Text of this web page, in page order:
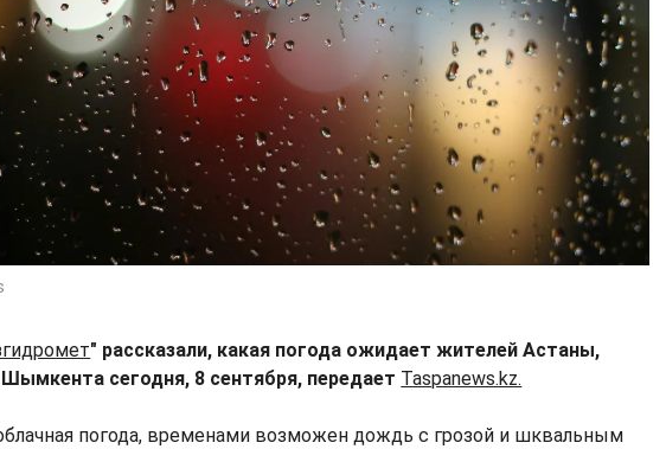
" рассказали, какая погода ожидает жителей Астаны,
сегодня, 8 сентября, передает Taspanews.kz.
погода, временами возможен дождь с грозой и шквальным